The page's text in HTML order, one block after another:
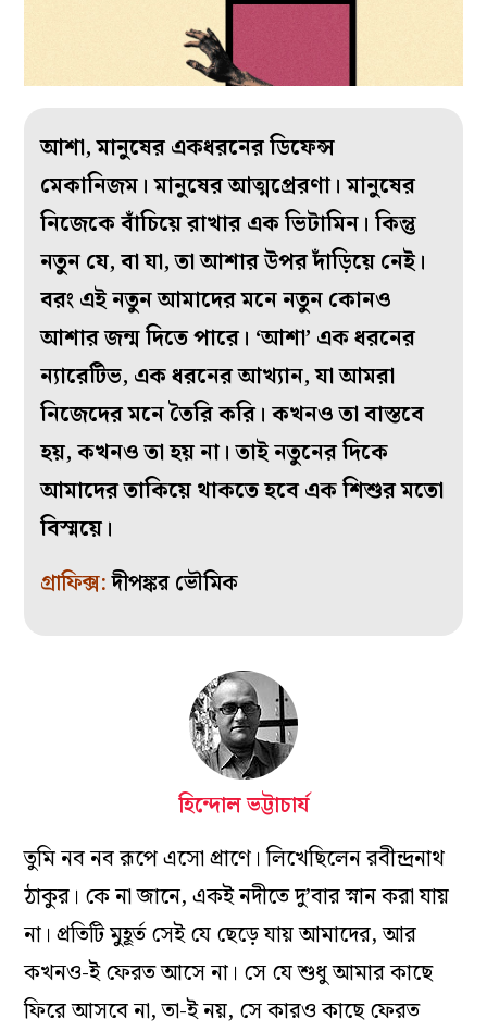
আশা, মানুষের একধরনের ডিফেন্স
মেকানিজম। মানুষের আত্মপ্রেরণা। মানুষের
নিজেকে বাঁচিয়ে রাখার এক ভিটামিন। কিন্তু
নতুন যে, বা যা, তা আশার উপর দাঁড়িয়ে নেই।
বরং এই নতুন আমাদের মনে নতুন কোনও
আশার জন্ম দিতে পারে। ‘আশা’ এক ধরনের
ন্যারেটিভ, এক ধরনের আখ্যান, যা আমরা
নিজেদের মনে তৈরি করি। কখনও তা বাস্তবে
হয়, কখনও তা হয় না। তাই নতুনের দিকে
আমাদের তাকিয়ে থাকতে হবে এক শিশুর মতো
বিস্ময়ে।
গ্রাফিক্স:দীপঙ্কর ভৌমিক
হিন্দোল ভট্টাচার্য
তুমি নব নব রূপে এসো প্রাণে। লিখেছিলেন রবীন্দ্রনাথ
ঠাকুর। কে না জানে, একই নদীতে দু’বার স্নান করা যায়
না। প্রতিটি মুহূর্ত সেই যে ছেড়ে যায় আমাদের, আর
কখনও-ই ফেরত আসে না। সে যে শুধু আমার কাছে
ফিরে আসবে না, তা-ই নয়, সে কারও কাছে ফেরত